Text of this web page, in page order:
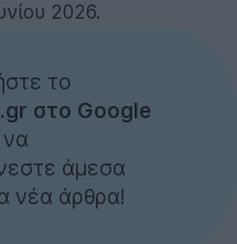
2026.
το
στο Google
να
άμεσα
νέα άρθρα!